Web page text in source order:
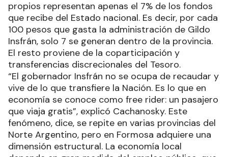
propios representan apenas el 7% de los fondos
que recibe del Estado nacional. Es decir, por cada
100 pesos que gasta la administración de Gildo
Insfrán, solo 7 se generan dentro de la provincia.
El resto proviene de la coparticipación y
transferencias discrecionales del Tesoro.
“El gobernador Insfrán no se ocupa de recaudar y
vive de lo que transfiere la Nación. Es lo que en
economía se conoce como free rider: un pasajero
que viaja gratis”, explicó Cachanosky. Este
fenómeno, dice, se repite en varias provincias del
Norte Argentino, pero en Formosa adquiere una
dimensión estructural. La economía local